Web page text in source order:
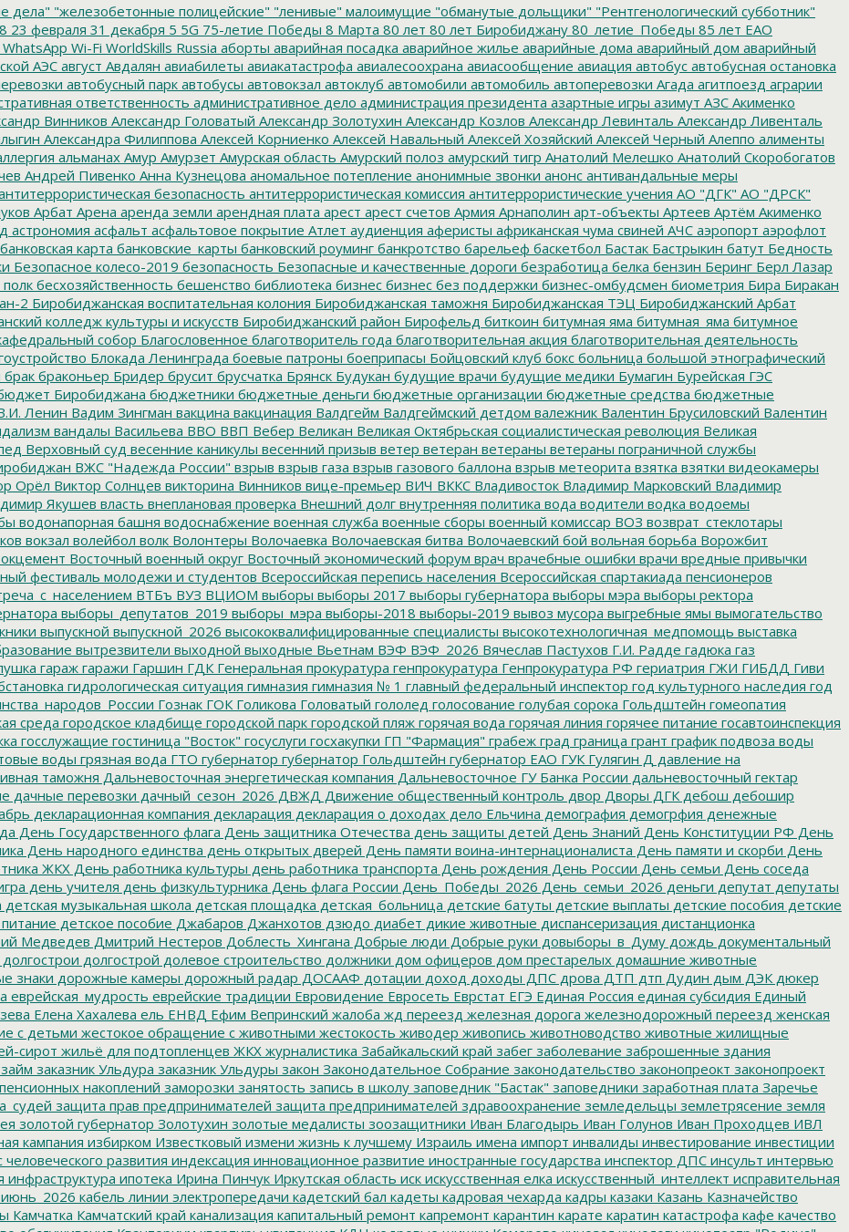
дела" "железобетонные полицейские" "ленивые" малоимущие "обманутые дольщики" "Рентгенологический субботник"
23 февраля 31 декабря 5 5G 75-летие Победы 8 Марта 80 лет 80 лет Биробиджану 80_летие_Победы 85 лет ЕАО
WhatsApp Wi-Fi WorldSkills Russia аборты аварийная посадка аварийное жилье аварийные дома аварийный дом аварийный
АЭС август Авдалян авиабилеты авиакатастрофа авиалесоохрана авиасообщение авиация автобус автобусная остановка
автобусный парк автобусы автовокзал автоклуб автомобили автомобиль автоперевозки Агада агитпоезд аграрии
ответственность административное дело администрация президента азартные игры азимут АЗС Акименко
Винников Александр Головатый Александр Золотухин Александр Козлов Александр Левинталь Александр Ливенталь
Александра Филиппова Алексей Корниенко Алексей Навальный Алексей Хозяйский Алексей Черный Алеппо алименты
альманах Амур Амурзет Амурская область Амурский полоз амурский тигр Анатолий Мелешко Анатолий Скоробогатов
Андрей Пивенко Анна Кузнецова аномальное потепление анонимные звонки анонс антивандальные меры
безопасность антитеррористическая комиссия антитеррористические учения АО "ДГК" АО "ДРСК"
Арбат Арена аренда земли арендная плата арест арест счетов Армия Арнаполин арт-объекты Артеев Артём Акименко
астрономия асфальт асфальтовое покрытие Атлет аудиенция аферисты африканская чума свиней АЧС аэропорт аэрофлот
банковская карта банковские_карты банковский роуминг банкротство барельеф баскетбол Бастак Бастрыкин батут Бедность
Безопасное колесо-2019 безопасность Безопасные и качественные дороги безработица белка бензин Беринг Берл Лазар
бесхозяйственность бешенство библиотека бизнес бизнес без поддержки бизнес-омбудсмен биометрия Бира Биракан
2 Биробиджанская воспитательная колония Биробиджанская таможня Биробиджанская ТЭЦ Биробиджанский Арбат
колледж культуры и искусств Биробиджанский район Бирофельд биткоин битумная яма битумная_яма битумное
собор Благословенное благотворитель года благотворительная акция благотворительная деятельность
Блокада Ленинграда боевые патроны боеприпасы Бойцовский клуб бокс больница большой этнографический
брак браконьер Бридер брусит брусчатка Брянск Будукан будущие врачи будущие медики Бумагин Бурейская ГЭС
Биробиджана бюджетники бюджетные деньги бюджетные организации бюджетные средства бюджетные
Ленин Вадим Зингман вакцина вакцинация Валдгейм Валдгеймский детдом валежник Валентин Брусиловский Валентин
вандалы Васильева ВВО ВВП Вебер Великан Великая Октябрьская социалистическая революция Великая
Верховный суд весенние каникулы весенний призыв ветер ветеран ветераны ветераны пограничной службы
ВЖС "Надежда России" взрыв взрыв газа взрыв газового баллона взрыв метеорита взятка взятки видеокамеры
Орёл Виктор Солнцев викторина Винников вице-премьер ВИЧ ВККС Владивосток Владимир Марковский Владимир
Якушев власть внеплановая проверка Внешний долг внутренняя политика вода водители водка водоемы
водонапорная башня водоснабжение военная служба военные сборы военный комиссар ВОЗ возврат_стеклотары
вокзал волейбол волк Волонтеры Волочаевка Волочаевская битва Волочаевский бой вольная борьба Ворожбит
Восточный военный округ Восточный экономический форум врач врачебные ошибки врачи вредные привычки
фестиваль молодежи и студентов Всероссийская перепись населения Всероссийская спартакиада пенсионеров
ВТБъ ВУЗ ВЦИОМ выборы выборы 2017 выборы губернатора выборы мэра выборы ректора
выборы_депутатов_2019 выборы_мэра выборы-2018 выборы-2019 вывоз мусора выгребные ямы вымогательство
выпускной выпускной_2026 высококвалифицированные специалисты высокотехнологичная_медпомощь выставка
вытрезвители выходной выходные Вьетнам ВЭФ ВЭФ_2026 Вячеслав Пастухов Г.И. Радде гадюка газ
гараж гаражи Гаршин ГДК Генеральная прокуратура генпрокуратура Генпрокуратура РФ гериатрия ГЖИ ГИБДД Гиви
гидрологическая ситуация гимназия гимназия № 1 главный федеральный инспектор год культурного наследия год
Гознак ГОК Голикова Головатый гололед голосование голубая сорока Гольдштейн гомеопатия
среда городское кладбище городской парк городской пляж горячая вода горячая линия горячее питание госавтоинспекция
госслужащие гостиница "Восток" госуслуги госхакупки ГП "Фармация" грабеж град граница грант график подвоза воды
воды грязная вода ГТО губернатор губернатор Гольдштейн губернатор ЕАО ГУК Гулягин Д давление на
таможня Дальневосточная энергетическая компания Дальневосточное ГУ Банка России дальневосточный гектар
дачные перевозки дачный_сезон_2026 ДВЖД Движение общественный контроль двор Дворы ДГК дебош дебошир
декларационная компания декларация декларация о доходах дело Ельчина демография демогрфия денежные
День Государственного флага День защитника Отечества день защиты детей День Знаний День Конституции РФ День
День народного единства день открытых дверей День памяти воина-интернационалиста День памяти и скорби День
ЖКХ День работника культуры день работника транспорта День рождения День России День семьи День соседа
день учителя день физкультурника День флага России День_Победы_2026 День_семьи_2026 деньги депутат депутаты
детская музыкальная школа детская площадка детская_больница детские батуты детские выплаты детские пособия детские
детское пособие Джабаров Джанхотов дзюдо диабет дикие животные диспансеризация дистанционка
Медведев Дмитрий Нестеров Доблесть_Хингана Добрые люди Добрые руки довыборы_в_Думу дождь документальный
долгострои долгострой долевое строительство должники дом офицеров дом престарелых домашние животные
знаки дорожные камеры дорожный радар ДОСААФ дотации доход доходы ДПС дрова ДТП дтп Дудин дым ДЭК дюкер
еврейская_мудрость еврейские традиции Евровидение Евросеть Еврстат ЕГЭ Единая Россия единая субсидия Единый
Елена Хахалева ель ЕНВД Ефим Вепринский жалоба жд переезд железная дорога железнодорожный переезд женская
с детьми жестокое обращение с животными жестокость живодер живопись животноводство животные жилищные
сирот жильё для подтопленцев ЖКХ журналистика Забайкальский край забег заболевание заброшенные здания
займ заказник Ульдура заказник Ульдуры закон Законодательное Собрание законодательство законопреокт законопроект
накоплений заморозки занятость запись в школу заповедник "Бастак" заповедники заработная плата Заречье
защита прав предпринимателей защита предпринимателей здравоохранение земледельцы землетрясение земля
золотой губернатор Золотухин золотые медалисты зоозащитники Иван Благодырь Иван Голунов Иван Проходцев ИВЛ
кампания избирком Известковый измени жизнь к лучшему Израиль имена импорт инвалиды инвестирование инвестиции
человеческого развития индексация инновационное развитие иностранные государства инспектор ДПС инсульт интервью
инфраструктура ипотека Ирина Пинчук Иркутская область иск искусственная елка искусственный_интеллект исправительная
июнь_2026 кабель линии электропередачи кадетский бал кадеты кадровая чехарда кадры казаки Казань Казначейство
Камчатка Камчатский край канализация капитальный ремонт капремонт карантин карате каратин катастрофа кафе качество